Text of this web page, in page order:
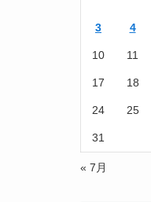
3 4
10 11
17 18
24 25
31
« 7月